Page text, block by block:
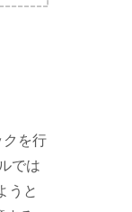
クを行
では
うと